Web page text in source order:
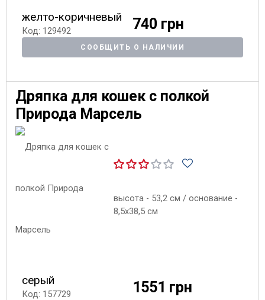
желто-коричневый
Код: 129492 740 грн
СООБЩИТЬ О НАЛИЧИИ
Дряпка для кошек с полкой
Природа Марсель
высота - 53,2 см / основание -
8,5х38,5 см
серый
Код: 157729 1551 грн